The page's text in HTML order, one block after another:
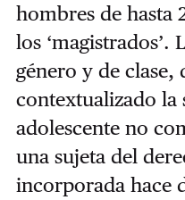
hombres de hasta
los ‘magistrados’.
género y de clase,
contextualizado la
adolescente no
una sujeta del
incorporada hace